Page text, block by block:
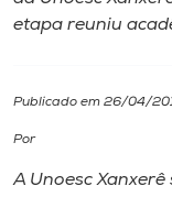
Diplomados
etapa reuniu
Publicado em 26/04/
Por
A Unoesc